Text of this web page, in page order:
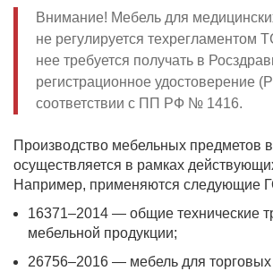
Внимание! Мебель для
не регулируется техрегламентом
нее требуется получать в
регистрационное удостоверение
соответствии с ПП РФ № 1416.
Производство мебельных предметов
осуществляется в рамках
Например, применяются следующие
16371–2014 — общие технические
мебельной продукции;
26756–2016 — мебель для торговых